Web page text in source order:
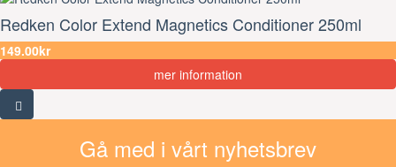
Redken Color Extend Magnetics Conditioner 250ml
149.00kr
mer information
Gå med i vårt nyhetsbrev